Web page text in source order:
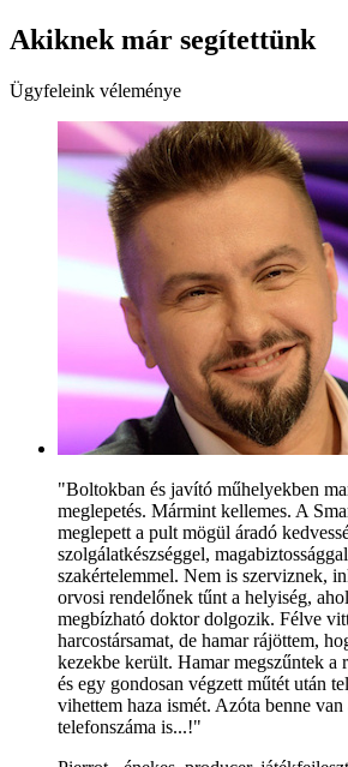
Akiknek már segítettünk
Ügyfeleink véleménye
"Boltokban és javító műhelyekben
meglepetés. Mármint kellemes. A
meglepett a pult mögül áradó
szolgálatkészséggel,
szakértelemmel. Nem is szerviznek,
orvosi rendelőnek tűnt a helyiség,
megbízható doktor dolgozik. Félve
harcostársamat, de hamar rájöttem,
kezekbe került. Hamar megszűntek a
és egy gondosan végzett műtét után
vihettem haza ismét. Azóta benne
telefonszáma is...!"